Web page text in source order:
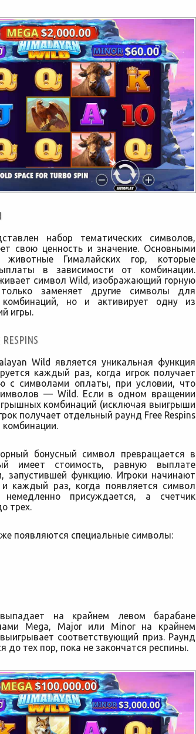
набор тематических символов,
свою ценность и значение. Основными
животные Гималайских гор, которые
в зависимости от комбинации.
символ Wild, изображающий горную
заменяет другие символы для
но и активирует одну из
игры.
Wild является уникальная функция
каждый раз, когда игрок получает
с символами оплаты, при условии, что
— Wild. Если в одном вращении
комбинаций (исключая выигрыши
получает отдельный раунд Free Respins
бонусный символ превращается в
имеет стоимость, равную выплате
запустившей функцию. Игроки начинают
каждый раз, когда появляется символ
присуждается, а счетчик
трех.
появляются специальные символы:
на крайнем левом барабане
Mega, Major или Minor на крайнем
соответствующий приз. Раунд
до тех пор, пока не закончатся респины.